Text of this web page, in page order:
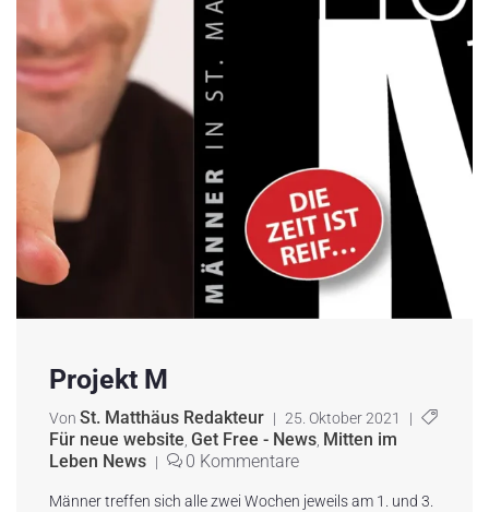
Projekt M
Von St. Matthäus Redakteur | 25. Oktober 2021 |
Für neue website Get Free - News Mitten im
Leben News | 0 Kommentare
Männer treffen sich alle zwei Wochen jeweils am 1. und 3.